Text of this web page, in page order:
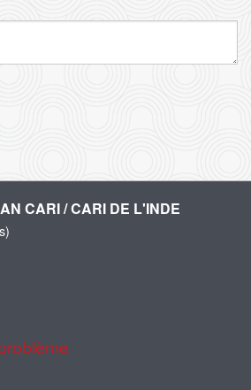
CARI / CARI DE L'INDE